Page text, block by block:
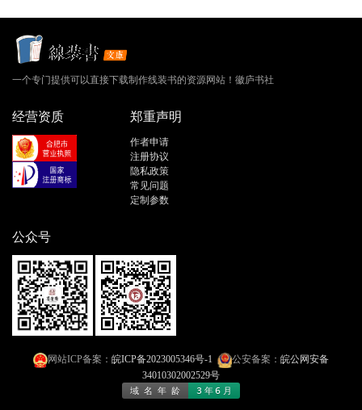
一个专门提供可以直接下载制作线装书的资源网站！徽庐书社
经营资质 郑重声明
作者申请
注册协议
隐私政策
常见问题
定制参数
公众号
网站ICP备案： 皖ICP备2023005346号-1 公安备案： 皖公网安备
34010302002529号